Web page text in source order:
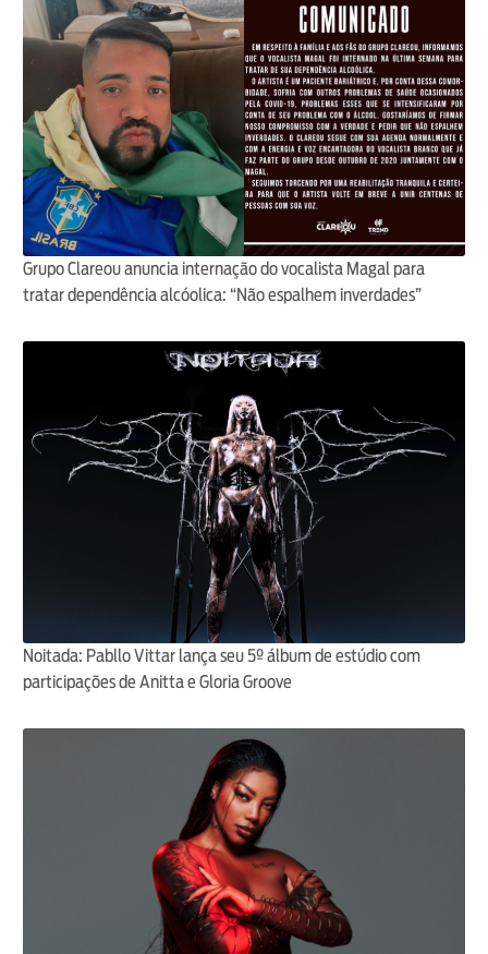
Grupo Clareou anuncia internação do vocalista Magal para
tratar dependência alcóolica: “Não espalhem inverdades”
Noitada: Pabllo Vittar lança seu 5º álbum de estúdio com
participações de Anitta e Gloria Groove